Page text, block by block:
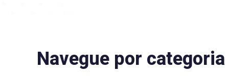
Navegue por categoria